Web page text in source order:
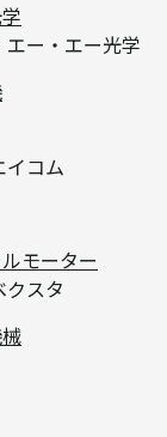
エー・エー光学
イコム
モーター
クスタ